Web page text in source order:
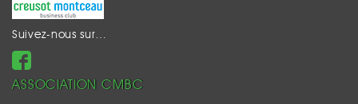
Suivez-nous sur…
ASSOCIATION CMBC